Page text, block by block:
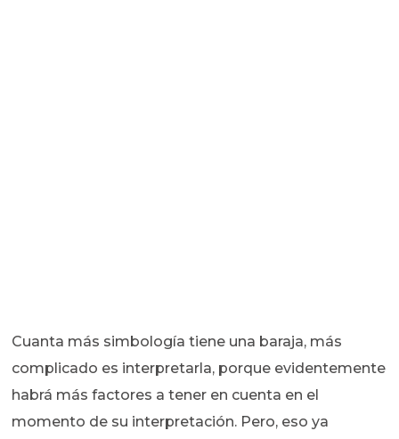
Cuanta más simbología tiene una baraja, más
complicado es interpretarla, porque evidentemente
habrá más factores a tener en cuenta en el
momento de su interpretación. Pero, eso ya